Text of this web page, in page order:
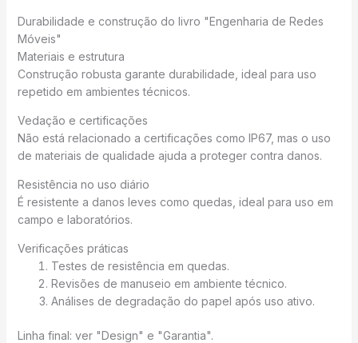
Durabilidade e construção do livro "Engenharia de Redes
Móveis"
Materiais e estrutura
Construção robusta garante durabilidade, ideal para uso
repetido em ambientes técnicos.
Vedação e certificações
Não está relacionado a certificações como IP67, mas o uso
de materiais de qualidade ajuda a proteger contra danos.
Resistência no uso diário
É resistente a danos leves como quedas, ideal para uso em
campo e laboratórios.
Verificações práticas
Testes de resistência em quedas.
Revisões de manuseio em ambiente técnico.
Análises de degradação do papel após uso ativo.
Linha final: ver "Design" e "Garantia".